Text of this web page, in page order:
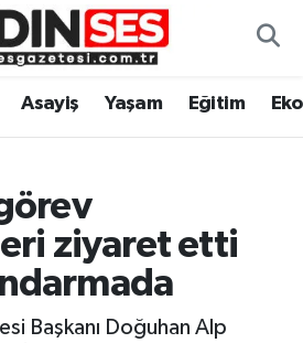
Asayiş Yaşam Eğitim
ziyaret etti
Başkanı Doğuhan Alp
Haritası
ve Fikstür